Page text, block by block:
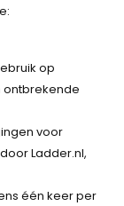
op
ontbrekende
voor
Ladder.nl,
één keer per